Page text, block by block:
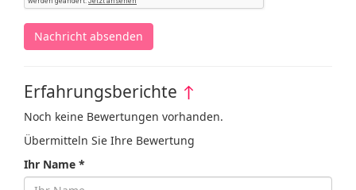
Nachricht absenden
Erfahrungsberichte ↑
Noch keine Bewertungen vorhanden.
Übermitteln Sie Ihre Bewertung
Ihr Name *